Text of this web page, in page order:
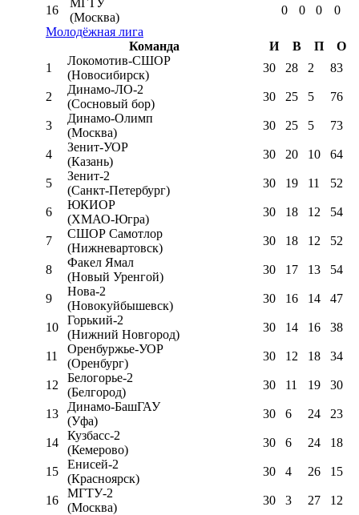
16
МГТУ
(Москва)
0 0 0
0
Молодёжная лига
Команда
И В П
О
1
Локомотив-CШОР
(Новосибирск)
30 28 2 83
2
Динамо-ЛО-2
(Сосновый бор)
30 25 5 76
3
Динамо-Олимп
(Москва)
30 25 5 73
4
Зенит-УОР
(Казань)
30 20 10 64
5
Зенит-2
(Санкт-Петербург)
30 19 11 52
6
ЮКИОР
(ХМАО-Югра)
30 18 12 54
7
СШОР Самотлор
(Нижневартовск)
30 18 12 52
8
Факел Ямал
(Новый Уренгой)
30 17 13 54
9
Нова-2
(Новокуйбышевск)
30 16 14 47
10
Горький-2
(Нижний Новгород)
30 14 16 38
11
Оренбуржье-УОР
(Оренбург)
30 12 18 34
12
Белогорье-2
(Белгород)
30 11 19 30
13
Динамо-БашГАУ
(Уфа)
30 6 24 23
14
Кузбасс-2
(Кемерово)
30 6 24 18
15
Енисей-2
(Красноярск)
30 4 26 15
16
МГТУ-2
(Москва)
30 3 27 12